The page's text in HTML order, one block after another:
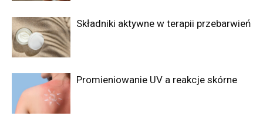
Składniki aktywne w terapii przebarwień
Promieniowanie UV a reakcje skórne